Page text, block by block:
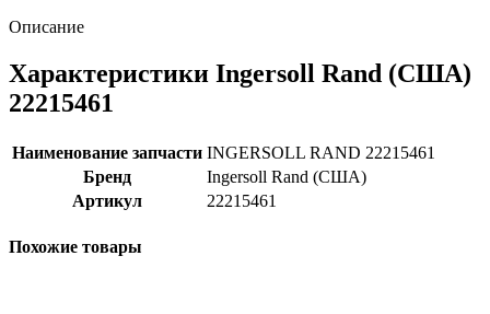
Описание
Характеристики Ingersoll Rand (США)
22215461
Наименование запчасти INGERSOLL RAND 22215461
Бренд
Ingersoll Rand (США)
Артикул
22215461
Похожие товары